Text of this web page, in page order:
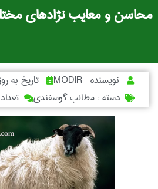
محاسن و معایب نژادهای
نویسنده : تاریخ به
دسته :مطالب گوسفندی